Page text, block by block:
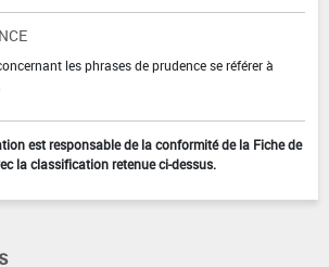
les phrases de prudence se référer à
est responsable de la conformité de la Fiche de
la classification retenue ci-dessus.